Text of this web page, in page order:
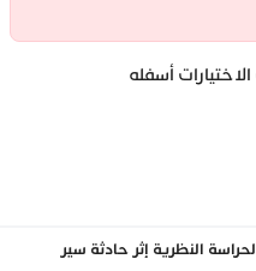
أسفله
النظرية إثر حادثة سير